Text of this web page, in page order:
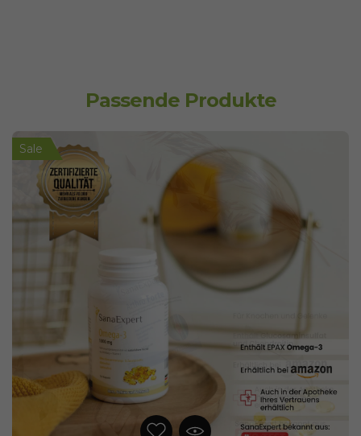
Passende Produkte
Sale